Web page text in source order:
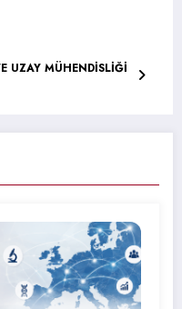
UZAY MÜHENDİSLİĞİ